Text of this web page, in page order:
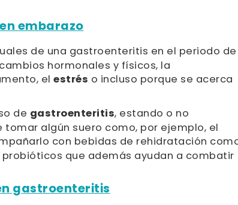
embarazo
de una gastroenteritis en el periodo de
hormonales y físicos, la
el estrés o incluso porque se acerca
de gastroenteritis, estando o no
algún suero como, por ejemplo, el
con bebidas de rehidratación
probióticos que además ayudan a combatir
gastroenteritis